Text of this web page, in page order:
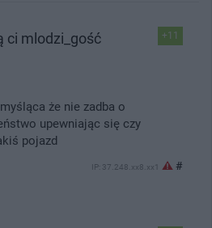
+11
ci mlodzi_gość
że nie zadba o
upewniając się czy
pojazd
IP: 37.248.xx8.xx1 #